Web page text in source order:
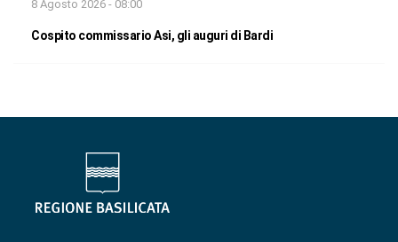
8 Agosto 2026 - 08:00
Cospito commissario Asi, gli auguri di Bardi